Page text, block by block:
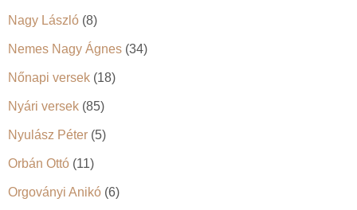
Nagy László (8)
Nemes Nagy Ágnes (34)
Nőnapi versek (18)
Nyári versek (85)
Nyulász Péter (5)
Orbán Ottó (11)
Orgoványi Anikó (6)